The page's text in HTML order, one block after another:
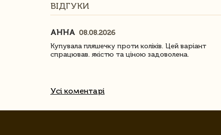
ВІДГУКИ
АННА 08.08.2026
Купувала пляшечку проти коліків. Цей варіант
спрацював. якістю та ціною задоволена.
Усі коментарі